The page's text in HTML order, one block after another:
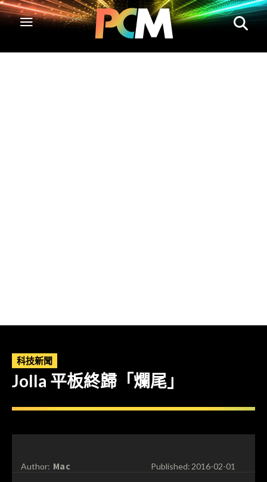
科技新聞
Jolla 平板終歸「爛尾」
Author: Mac Published:2016-02-01